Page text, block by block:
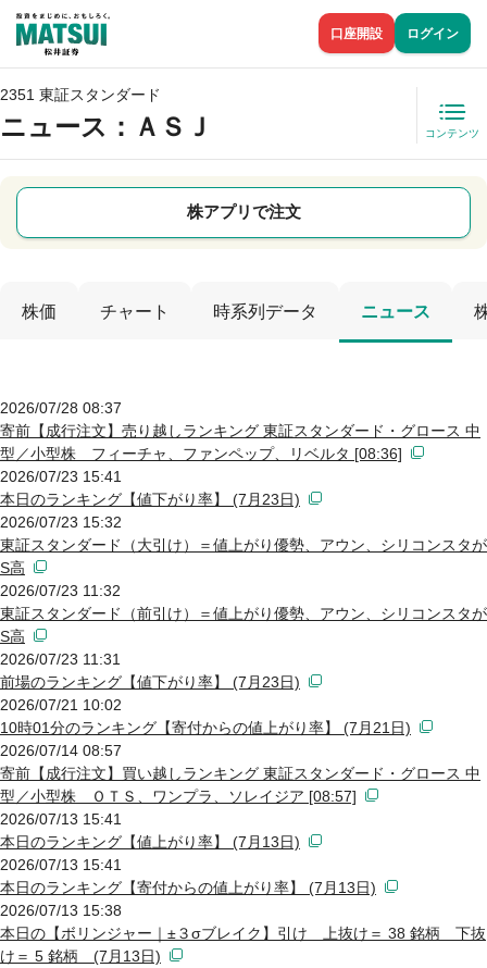
口座開設 ログイン
2351 東証スタンダード
ニュース ：ＡＳＪ コンテンツ
株アプリで注文
株価 チャート 時系列データ ニュース
2026/07/28 08:37
寄前【成行注文】売り越しランキング 東証スタンダード・グロース 中
型／小型株 フィーチャ、ファンペップ、リベルタ [08:36]
2026/07/23 15:41
本日のランキング【値下がり率】 (7月23日)
2026/07/23 15:32
東証スタンダード（大引け）＝値上がり優勢、アウン、シリコンスタが
S高
2026/07/23 11:32
東証スタンダード（前引け）＝値上がり優勢、アウン、シリコンスタが
S高
2026/07/23 11:31
前場のランキング【値下がり率】 (7月23日)
2026/07/21 10:02
10時01分のランキング【寄付からの値上がり率】 (7月21日)
2026/07/14 08:57
寄前【成行注文】買い越しランキング 東証スタンダード・グロース 中
型／小型株 ＯＴＳ、ワンプラ、ソレイジア [08:57]
2026/07/13 15:41
本日のランキング【値上がり率】 (7月13日)
2026/07/13 15:41
本日のランキング【寄付からの値上がり率】 (7月13日)
2026/07/13 15:38
本日の【ボリンジャー｜±３σブレイク】引け 上抜け＝ 38 銘柄 下抜
け＝ 5 銘柄 (7月13日)